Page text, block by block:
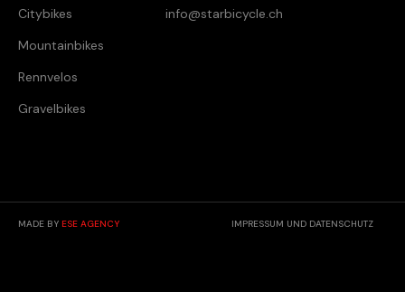
Citybikes
Mountainbikes
Rennvelos
Gravelbikes
info@starbicycle.ch
MADE BY ESE AGENCY IMPRESSUM UND DATENSCHUTZ